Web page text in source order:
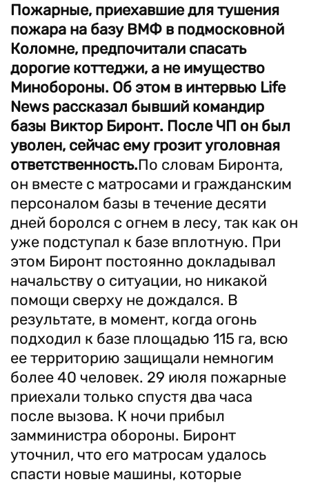
Пожарные, приехавшие для тушения
пожара на базу ВМФ в подмосковной
Коломне, предпочитали спасать
дорогие коттеджи, а не имущество
Минобороны. Об этом в интервью Life
News рассказал бывший командир
базы Виктор Биронт. После ЧП он был
уволен, сейчас ему грозит уголовная
ответственность.По словам Биронта,
он вместе с матросами и гражданским
персоналом базы в течение десяти
дней боролся с огнем в лесу, так как он
уже подступал к базе вплотную. При
этом Биронт постоянно докладывал
начальству о ситуации, но никакой
помощи сверху не дождался. В
результате, в момент, когда огонь
подходил к базе площадью 115 га, всю
ее территорию защищали немногим
более 40 человек. 29 июля пожарные
приехали только спустя два часа
после вызова. К ночи прибыл
замминистра обороны. Биронт
уточнил, что его матросам удалось
спасти новые машины, которые